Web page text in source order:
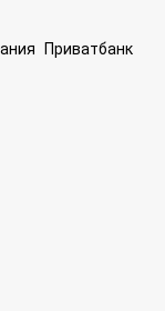
Приватбанк